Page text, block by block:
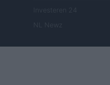
Investeren 24
NL Newz